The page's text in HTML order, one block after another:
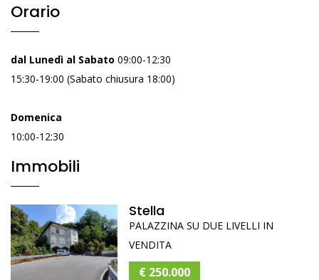
Orario
dal Lunedì al Sabato 09:00-12:30
15:30-19:00 (Sabato chiusura 18:00)
Domenica
10:00-12:30
Immobili
Stella
PALAZZINA SU DUE LIVELLI IN
VENDITA
€ 250.000